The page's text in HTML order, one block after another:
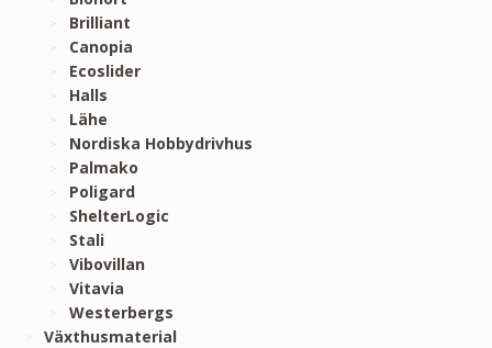
Brilliant
Canopia
Ecoslider
Halls
Lähe
Nordiska Hobbydrivhus
Palmako
Poligard
ShelterLogic
Stali
Vibovillan
Vitavia
Westerbergs
Växthusmaterial